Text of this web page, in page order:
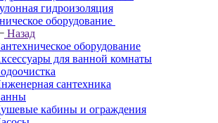
гидроизоляция
оборудование
Назад
оборудование
для ванной комнаты
сантехника
кабины и ограждения